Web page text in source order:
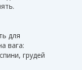
для
вага:
грудей